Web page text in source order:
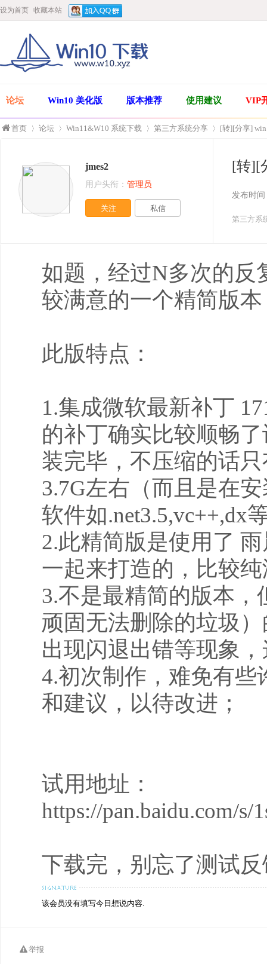
设为首页 收藏本站
论坛 Win10 美化版 版本推荐 使用建议 VIP
首页
»
论坛 Win11&W10 系统下载
›
第三方系统分享 [转][分享]
[转][
发布时间
第三方系
jmes2
用户头衔： 管理员
关注 私信
如题，经过N多次的反
较满意的一个精简版本
此版特点：
1.集成微软最新补丁
的补丁确实比较顺畅
装完毕，不压缩的话
3.7G左右（而且是在
软件如.net3.5,vc++,dx
2.此精简版是使用了
一起来打造的，比较
3.不是最精简的版本
顽固无法删除的垃圾
出现闪退出错等现象
4.初次制作，难免有
和建议，以待改进；
试用地址：
https://pan.baidu.com/
下载完，别忘了测试
该会员没有填写今日想说内容.
举报